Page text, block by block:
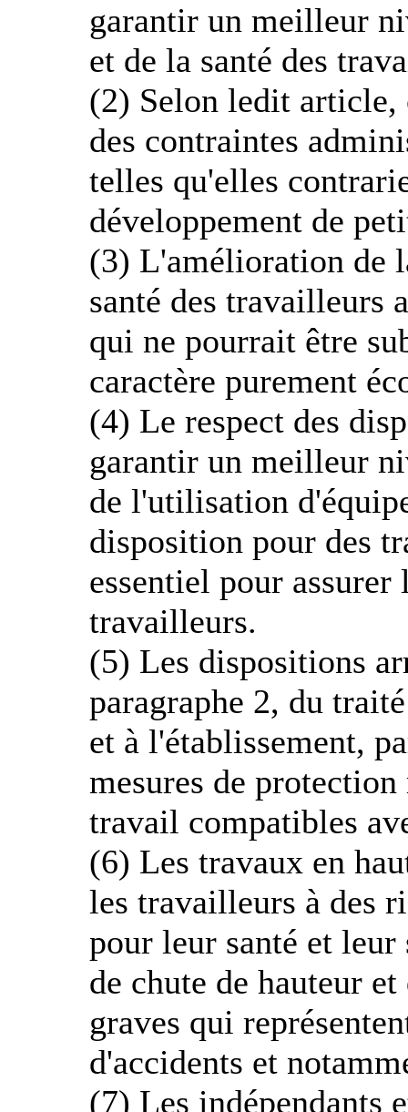
garantir un meilleur
et de la santé des
(2) Selon ledit article,
des contraintes
telles qu'elles
développement de
(3) L'amélioration de
santé des travailleurs
qui ne pourrait être
caractère purement
(4) Le respect des
garantir un meilleur
de l'utilisation
disposition pour des
essentiel pour assurer
travailleurs.
(5) Les dispositions
paragraphe 2, du
et à l'établissement,
mesures de
travail compatibles
(6) Les travaux en
les travailleurs à des
pour leur santé et
de chute de hauteur
graves qui
d'accidents et
(7) Les indépendants